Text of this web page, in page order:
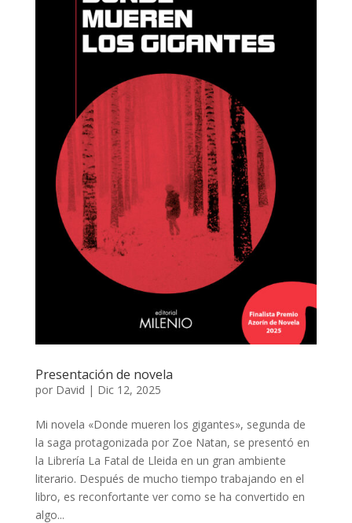
Presentación de novela
por David | Dic 12, 2025
Mi novela «Donde mueren los gigantes», segunda de
la saga protagonizada por Zoe Natan, se presentó en
la Librería La Fatal de Lleida en un gran ambiente
literario. Después de mucho tiempo trabajando en el
libro, es reconfortante ver como se ha convertido en
algo...